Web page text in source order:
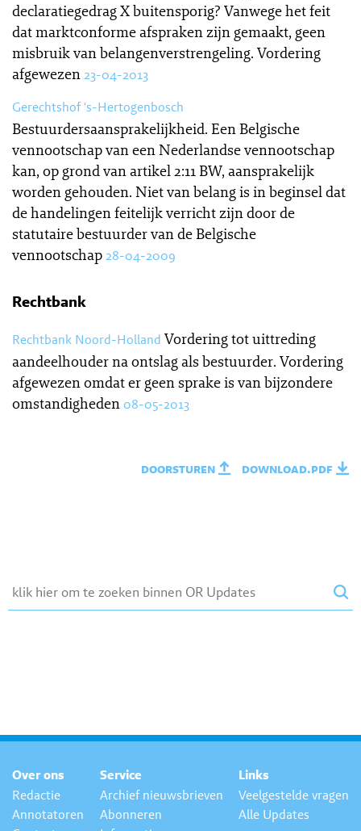
declaratiegedrag X buitensporig? Vanwege het feit
dat marktconforme afspraken zijn gemaakt, geen
misbruik van belangenverstrengeling. Vordering
afgewezen23-04-2013
Gerechtshof 's-Hertogenbosch
Bestuurdersaansprakelijkheid. Een Belgische
vennootschap van een Nederlandse vennootschap
kan, op grond van artikel 2:11 BW, aansprakelijk
worden gehouden. Niet van belang is in beginsel dat
de handelingen feitelijk verricht zijn door de
statutaire bestuurder van de Belgische
vennootschap28-04-2009
Rechtbank
Rechtbank Noord-Holland Vordering tot uittreding
aandeelhouder na ontslag als bestuurder. Vordering
afgewezen omdat er geen sprake is van bijzondere
omstandigheden08-05-2013
doorsturen download.pdf
Over ons
Redactie
Annotatoren
Service
Archief nieuwsbrieven
Abonneren
Links
Veelgestelde vragen
Alle Updates